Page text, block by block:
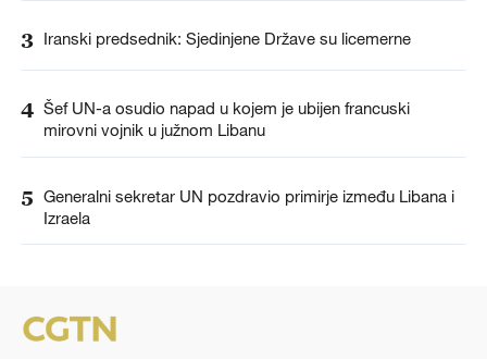
3 Iranski predsednik: Sjedinjene Države su licemerne
4 Šef UN-a osudio napad u kojem je ubijen francuski
mirovni vojnik u južnom Libanu
5 Generalni sekretar UN pozdravio primirje između Libana i
Izraela